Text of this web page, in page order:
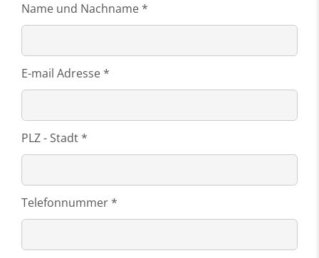
Name und Nachname *
E-mail Adresse *
PLZ - Stadt *
Telefonnummer *